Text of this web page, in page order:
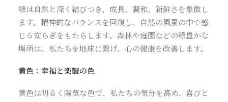
緑は自然と深く結びつき、成長、調和、新鮮さを象徴し
ます。精神的なバランスを回復し、自然の風景の中で感
じる安らぎをもたらします。森林や庭園などの緑豊かな
場所は、私たちを地球に繋げ、心の健康を改善します。
黄色：幸福と楽観の色
黄色は明るく陽気な色で、私たちの気分を高め、喜びと